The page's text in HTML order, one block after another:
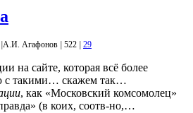
А.И. Агафонов 522 29
на сайте, которая всё более
с такими… скажем так…
, как «Московский комсомолец»
(в коих, соотв-но,…